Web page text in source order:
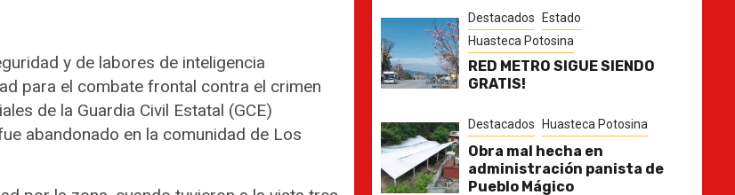
y de labores de inteligencia
para el combate frontal contra el crimen
de la Guardia Civil Estatal (GCE)
abandonado en la comunidad de Los
Destacados
Estado
Huasteca Potosina
RED METRO SIGUE SIENDO
GRATIS!
Destacados Huasteca Potosina
Obra mal hecha en
administración panista de
Pueblo Mágico